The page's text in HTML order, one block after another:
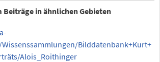
Beiträge in ähnlichen Gebieten
Bilddatenbank+Kurt+
Alois_Roithinger